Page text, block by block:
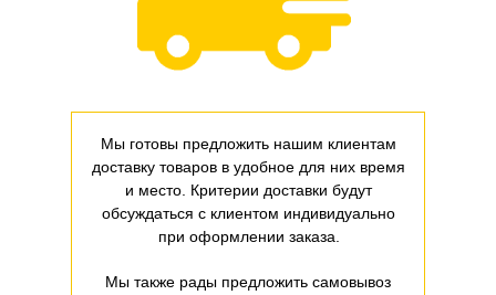
Мы готовы предложить нашим клиентам
доставку товаров в удобное для них время
и место. Критерии доставки будут
обсуждаться с клиентом индивидуально
при оформлении заказа.
Мы также рады предложить самовывоз